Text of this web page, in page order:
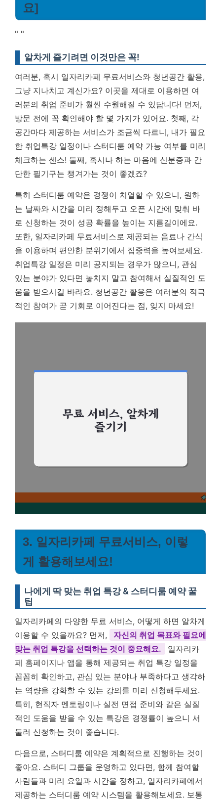
요]
" "
알차게 즐기려면 이것만은 꼭!
여러분, 혹시 일자리카페 무료서비스와 청년공간 활용,
그냥 지나치고 계신가요? 이곳을 제대로 이용하면 여
러분의 취업 준비가 훨씬 수월해질 수 있답니다! 먼저,
방문 전에 꼭 확인해야 할 몇 가지가 있어요. 첫째, 각
공간마다 제공하는 서비스가 조금씩 다르니, 내가 필요
한 취업특강 일정이나 스터디룸 예약 가능 여부를 미리
체크하는 센스! 둘째, 혹시나 하는 마음에 신분증과 간
단한 필기구는 챙겨가는 것이 좋겠죠?
특히 스터디룸 예약은 경쟁이 치열할 수 있으니, 원하
는 날짜와 시간을 미리 정해두고 오픈 시간에 맞춰 바
로 신청하는 것이 성공 확률을 높이는 지름길이에요.
또한, 일자리카페 무료서비스로 제공되는 음료나 간식
을 이용하며 편안한 분위기에서 집중력을 높여보세요.
취업특강 일정은 미리 공지되는 경우가 많으니, 관심
있는 분야가 있다면 놓치지 말고 참여해서 실질적인 도
움을 받으시길 바라요. 청년공간 활용은 여러분의 적극
적인 참여가 곧 기회로 이어진다는 점, 잊지 마세요!
3. 일자리카페 무료서비스, 이렇
게 활용해보세요!
나에게 딱 맞는 취업 특강 & 스터디룸 예약 꿀
팁
일자리카페의 다양한 무료 서비스, 어떻게 하면 알차게
이용할 수 있을까요? 먼저,
자신의 취업 목표와 필요에
맞는 취업 특강을 선택하는 것이 중요해요.
일자리카
페 홈페이지나 앱을 통해 제공되는 취업 특강 일정을
꼼꼼히 확인하고, 관심 있는 분야나 부족하다고 생각하
는 역량을 강화할 수 있는 강의를 미리 신청해두세요.
특히, 현직자 멘토링이나 실전 면접 준비와 같은 실질
적인 도움을 받을 수 있는 특강은 경쟁률이 높으니 서
둘러 신청하는 것이 좋습니다.
다음으로, 스터디룸 예약은 계획적으로 진행하는 것이
좋아요. 스터디 그룹을 운영하고 있다면, 함께 참여할
사람들과 미리 요일과 시간을 정하고, 일자리카페에서
제공하는 스터디룸 예약 시스템을 활용해보세요. 보통